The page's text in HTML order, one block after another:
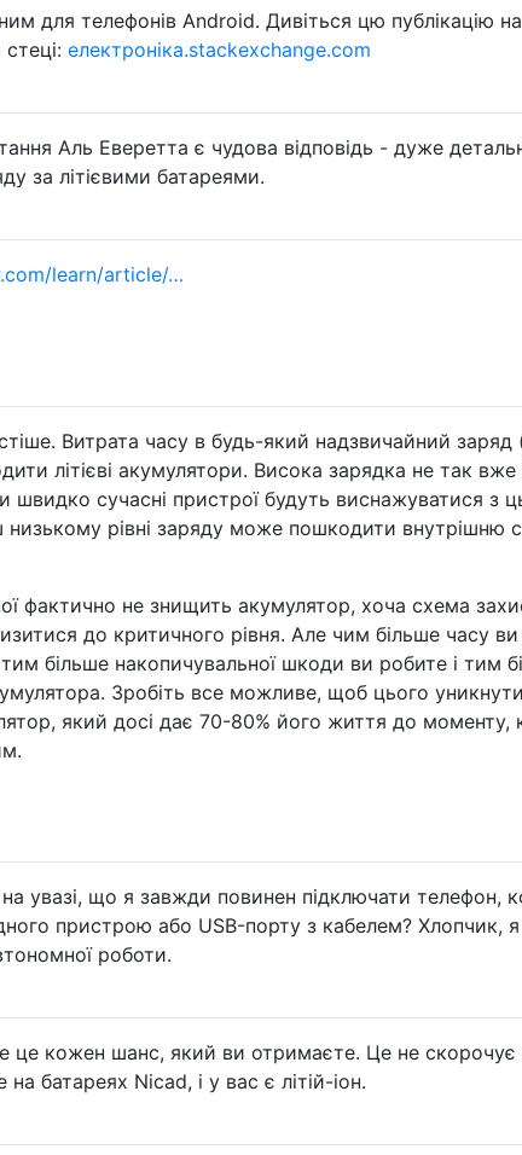
для телефонів Android. Дивіться цю публікацію на
стеці: електроніка.stackexchange.com
Аль Еверетта є чудова відповідь - дуже
за літієвими батареями.
learn/article/…
Витрата часу в будь-який надзвичайний заряд
літієві акумулятори. Висока зарядка не так вже
швидко сучасні пристрої будуть виснажуватися з
низькому рівні заряду може пошкодити внутрішню
фактично не знищить акумулятор, хоча схема
до критичного рівня. Але чим більше часу
більше накопичувальної шкоди ви робите і тим
Зробіть все можливе, щоб цього
який досі дає 70-80% його життя до моменту,
увазі, що я завжди повинен підключати телефон,
пристрою або USB-порту з кабелем? Хлопчик,
роботи.
це кожен шанс, який ви отримаєте. Це не скорочує
батареях Nicad, і у вас є літій-іон.